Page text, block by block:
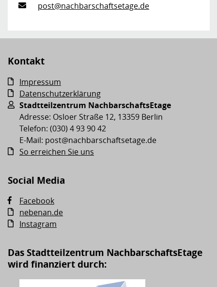
post@nachbarschaftsetage.de
Kontakt
Impressum
Datenschutzerklärung
Stadtteilzentrum NachbarschaftsEtage
Adresse: Osloer Straße 12, 13359 Berlin
Telefon: (030) 4 93 90 42
E-Mail: post@nachbarschaftsetage.de
So erreichen Sie uns
Social Media
Facebook
nebenan.de
Instagram
Das Stadtteilzentrum NachbarschaftsEtage
wird finanziert durch: